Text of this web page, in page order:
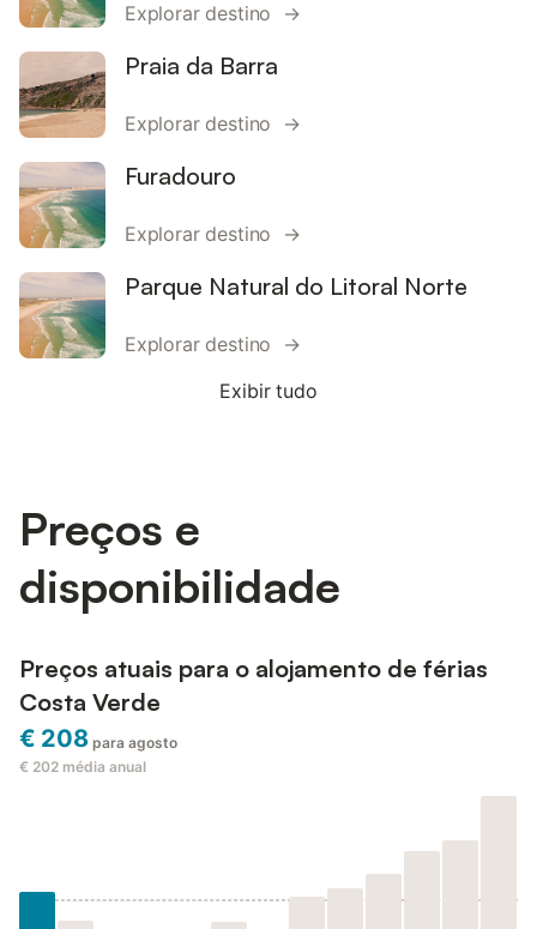
Explorar destino →
Praia da Barra
Explorar destino →
Furadouro
Explorar destino →
Parque Natural do Litoral Norte
Explorar destino →
Exibir tudo
Preços e
disponibilidade
Preços atuais para o alojamento de férias
Costa Verde
€ 208 para agosto
€ 202 média anual